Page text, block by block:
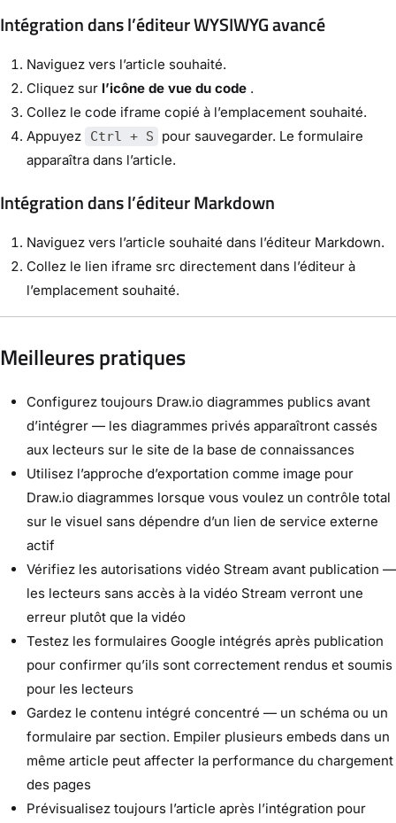
Intégration dans l’éditeur WYSIWYG avancé
Naviguez vers l’article souhaité.
Cliquez sur l’icône de vue du code .
Collez le code iframe copié à l’emplacement souhaité.
Appuyez
Ctrl + S
pour sauvegarder. Le formulaire
apparaîtra dans l’article.
Intégration dans l’éditeur Markdown
Naviguez vers l’article souhaité dans l’éditeur Markdown.
Collez le lien iframe src directement dans l’éditeur à
l’emplacement souhaité.
Meilleures pratiques
Configurez toujours Draw.io diagrammes publics avant
d’intégrer — les diagrammes privés apparaîtront cassés
aux lecteurs sur le site de la base de connaissances
Utilisez l’approche d’exportation comme image pour
Draw.io diagrammes lorsque vous voulez un contrôle total
sur le visuel sans dépendre d’un lien de service externe
actif
Vérifiez les autorisations vidéo Stream avant publication —
les lecteurs sans accès à la vidéo Stream verront une
erreur plutôt que la vidéo
Testez les formulaires Google intégrés après publication
pour confirmer qu’ils sont correctement rendus et soumis
pour les lecteurs
Gardez le contenu intégré concentré — un schéma ou un
formulaire par section. Empiler plusieurs embeds dans un
même article peut affecter la performance du chargement
des pages
Prévisualisez toujours l’article après l’intégration pour